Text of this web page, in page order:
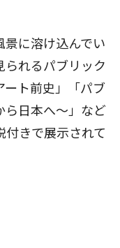
に溶け込んでい
られるパブリック
ート前史」「パブ
ら日本へ〜」など
付きで展示されて